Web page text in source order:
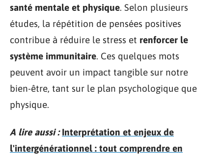
santé mentale et physique. Selon plusieurs
études, la répétition de pensées positives
contribue à réduire le stress et renforcer le
système immunitaire. Ces quelques mots
peuvent avoir un impact tangible sur notre
bien-être, tant sur le plan psychologique que
physique.
A lire aussi : Interprétation et enjeux de
l'intergénérationnel : tout comprendre en